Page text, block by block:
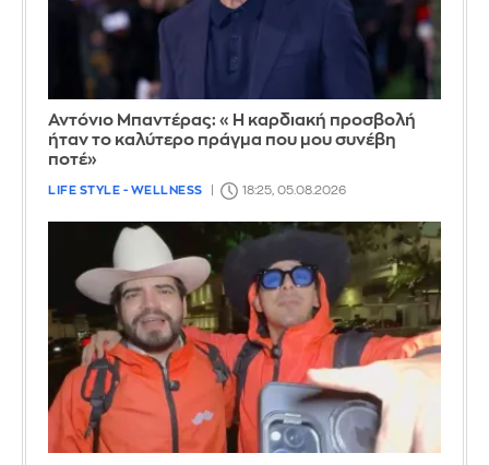
Αντόνιο Μπαντέρας: «Η καρδιακή προσβολή
ήταν το καλύτερο πράγμα που μου συνέβη
ποτέ»
LIFE STYLE - WELLNESS 18:25, 05.08.2026